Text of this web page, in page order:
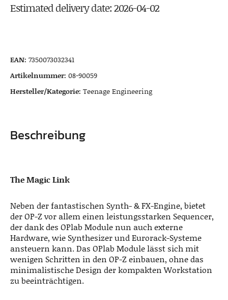
Estimated delivery date: 2026-04-02
EAN: 7350073032341
Artikelnummer: 08-90059
Hersteller/Kategorie: Teenage Engineering
Beschreibung
The Magic Link
Neben der fantastischen Synth- & FX-Engine, bietet
der OP-Z vor allem einen leistungsstarken Sequencer,
der dank des OPlab Module nun auch externe
Hardware, wie Synthesizer und Eurorack-Systeme
ansteuern kann. Das OPlab Module lässt sich mit
wenigen Schritten in den OP-Z einbauen, ohne das
minimalistische Design der kompakten Workstation
zu beeinträchtigen.